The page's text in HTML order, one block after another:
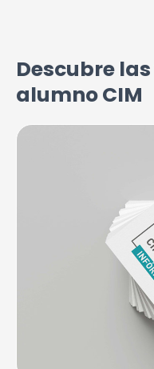
Descubre las
alumno CIM